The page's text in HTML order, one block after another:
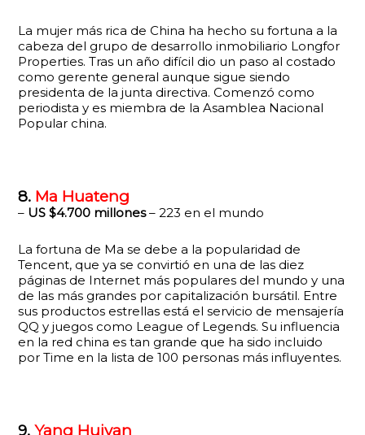
La mujer más rica de China ha hecho su fortuna a la
cabeza del grupo de desarrollo inmobiliario Longfor
Properties. Tras un año difícil dio un paso al costado
como gerente general aunque sigue siendo
presidenta de la junta directiva. Comenzó como
periodista y es miembra de la Asamblea Nacional
Popular china.
8. Ma Huateng
– US $4.700 millones– 223 en el mundo
La fortuna de Ma se debe a la popularidad de
Tencent, que ya se convirtió en una de las diez
páginas de Internet más populares del mundo y una
de las más grandes por capitalización bursátil. Entre
sus productos estrellas está el servicio de mensajería
QQ y juegos como League of Legends. Su influencia
en la red china es tan grande que ha sido incluido
por Time en la lista de 100 personas más influyentes.
9.Yang Huiyan